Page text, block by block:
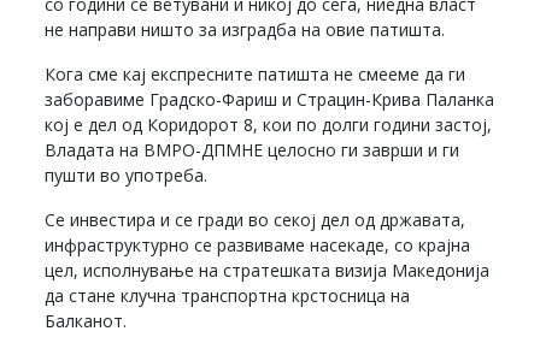
не направи ништо за изградба на овие патишта.
Кога сме кај експресните патишта не смееме да ги
заборавиме Градско-Фариш и Страцин-Крива Паланка
кој е дел од Коридорот 8, кои по долги години застој,
Владата на ВМРО-ДПМНЕ целосно ги заврши и ги
пушти во употреба.
Се инвестира и се гради во секој дел од државата,
инфраструктурно се развиваме насекаде, со крајна
цел, исполнување на стратешката визија Македонија
да стане клучна транспортна крстосница на
Балканот.